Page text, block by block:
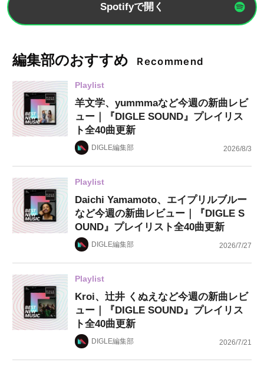
Spotifyで開く
編集部のおすすめ Recommend
Playlist
羊文学、yummmaなど今週の新曲レビ
ュー｜『DIGLE SOUND』プレイリス
ト全40曲更新
DIGLE編集部 2026/8/3
Playlist
Daichi Yamamoto、エイプリルブルー
など今週の新曲レビュー｜『DIGLE S
OUND』プレイリスト全40曲更新
DIGLE編集部 2026/7/27
Playlist
Kroi、辻井 くぬえなど今週の新曲レビ
ュー｜『DIGLE SOUND』プレイリス
ト全40曲更新
DIGLE編集部 2026/7/21